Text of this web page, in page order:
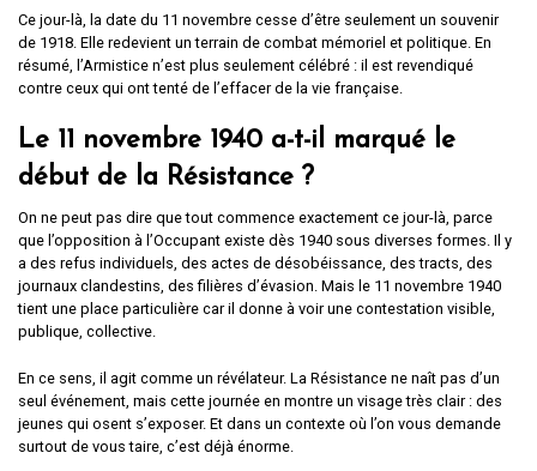
Ce jour-là, la date du 11 novembre cesse d’être seulement un souvenir
de 1918. Elle redevient un terrain de combat mémoriel et politique. En
résumé, l’Armistice n’est plus seulement célébré : il est revendiqué
contre ceux qui ont tenté de l’effacer de la vie française.
Le 11 novembre 1940 a-t-il marqué le
début de la Résistance ?
On ne peut pas dire que tout commence exactement ce jour-là, parce
que l’opposition à l’Occupant existe dès 1940 sous diverses formes. Il y
a des refus individuels, des actes de désobéissance, des tracts, des
journaux clandestins, des filières d’évasion. Mais le 11 novembre 1940
tient une place particulière car il donne à voir une contestation visible,
publique, collective.
En ce sens, il agit comme un révélateur. La Résistance ne naît pas d’un
seul événement, mais cette journée en montre un visage très clair : des
jeunes qui osent s’exposer. Et dans un contexte où l’on vous demande
surtout de vous taire, c’est déjà énorme.